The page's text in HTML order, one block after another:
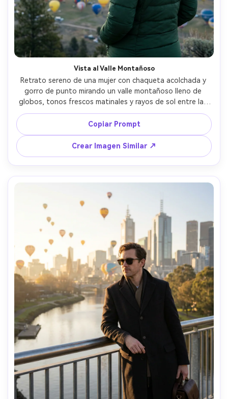
Vista al Valle Montañoso
Retrato sereno de una mujer con chaqueta acolchada y
gorro de punto mirando un valle montañoso lleno de
globos, tonos frescos matinales y rayos de sol entre las
nubes, captada con Sony A7IV, 85mm f/1.8, encuadre
medio cuerpo de espaldas con leve perfil, realismo nítido,
gradación limpia de color --ar 4:5
Copiar Prompt
Crear Imagen Similar ↗